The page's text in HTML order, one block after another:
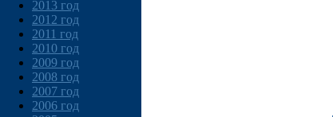
2013 год
2012 год
2011 год
2010 год
2009 год
2008 год
2007 год
2006 год